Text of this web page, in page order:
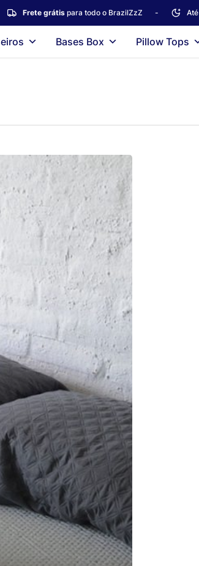
Frete grátispara todo o BrazilZzZ - Até
Bases Box Pillow Tops